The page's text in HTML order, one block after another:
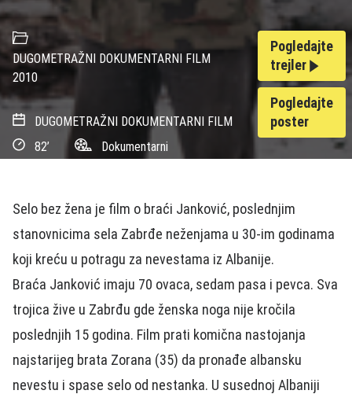
DUGOMETRAŽNI DOKUMENTARNI FILM
2010
DUGOMETRAŽNI DOKUMENTARNI FILM
82’
Dokumentarni
Pogledajte
trejler
Pogledajte
poster
Selo bez žena je film o braći Janković, poslednjim
stanovnicima sela Zabrđe neženjama u 30-im godinama
koji kreću u potragu za nevestama iz Albanije.
Braća Janković imaju 70 ovaca, sedam pasa i pevca. Sva
trojica žive u Zabrđu gde ženska noga nije kročila
poslednjih 15 godina. Film prati komična nastojanja
najstarijeg brata Zorana (35) da pronađe albansku
nevestu i spase selo od nestanka. U susednoj Albaniji